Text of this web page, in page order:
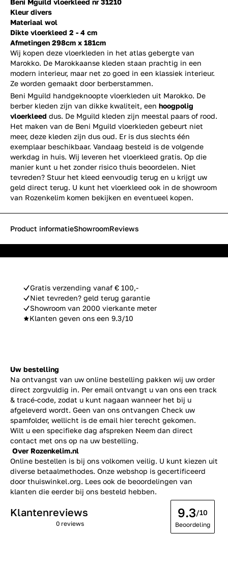
Beni Mguild vloerkleed nr 31210
Kleur divers
Materiaal wol
Dikte vloerkleed 2 - 4 cm
Afmetingen 298cm x 181cm
Wij kopen deze vloerkleden in het atlas gebergte van
Marokko. De Marokkaanse kleden staan prachtig in een
modern interieur, maar net zo goed in een klassiek interieur.
Ze worden gemaakt door berberstammen.
Beni Mguild handgeknoopte vloerkleden uit Marokko. De
berber kleden zijn van dikke kwaliteit, een hoogpolig
vloerkleed dus. De Mguild kleden zijn meestal paars of rood.
Het maken van de Beni Mguild vloerkleden gebeurt niet
meer, deze kleden zijn dus oud. Er is dus slechts één
exemplaar beschikbaar. Vandaag besteld is de volgende
werkdag in huis. Wij leveren het vloerkleed gratis. Op die
manier kunt u het zonder risico thuis beoordelen. Niet
tevreden? Stuur het kleed eenvoudig terug en u krijgt uw
geld direct terug. U kunt het vloerkleed ook in de showroom
van Rozenkelim komen bekijken en eventueel kopen.
Gratis verzending vanaf € 100,-
Niet tevreden? geld terug garantie
Showroom van 2000 vierkante meter
Klanten geven ons een 9.3/10
Product informatieShowroomReviews
Uw bestelling
Na ontvangst van uw online bestelling pakken wij uw order
direct zorgvuldig in. Per email ontvangt u van ons een track
& tracé-code, zodat u kunt nagaan wanneer het bij u
afgeleverd wordt. Geen van ons ontvangen Check uw
spamfolder, wellicht is de email hier terecht gekomen.
Wilt u een specifieke dag afspreken Neem dan direct
contact met ons op na uw bestelling.
Over Rozenkelim.nl
Online bestellen is bij ons volkomen veilig. U kunt kiezen uit
diverse betaalmethodes. Onze webshop is gecertificeerd
door thuiswinkel.org. Lees ook de beoordelingen van
klanten die eerder bij ons besteld hebben.
Klantenreviews
0 reviews
9.3/10
Beoordeling